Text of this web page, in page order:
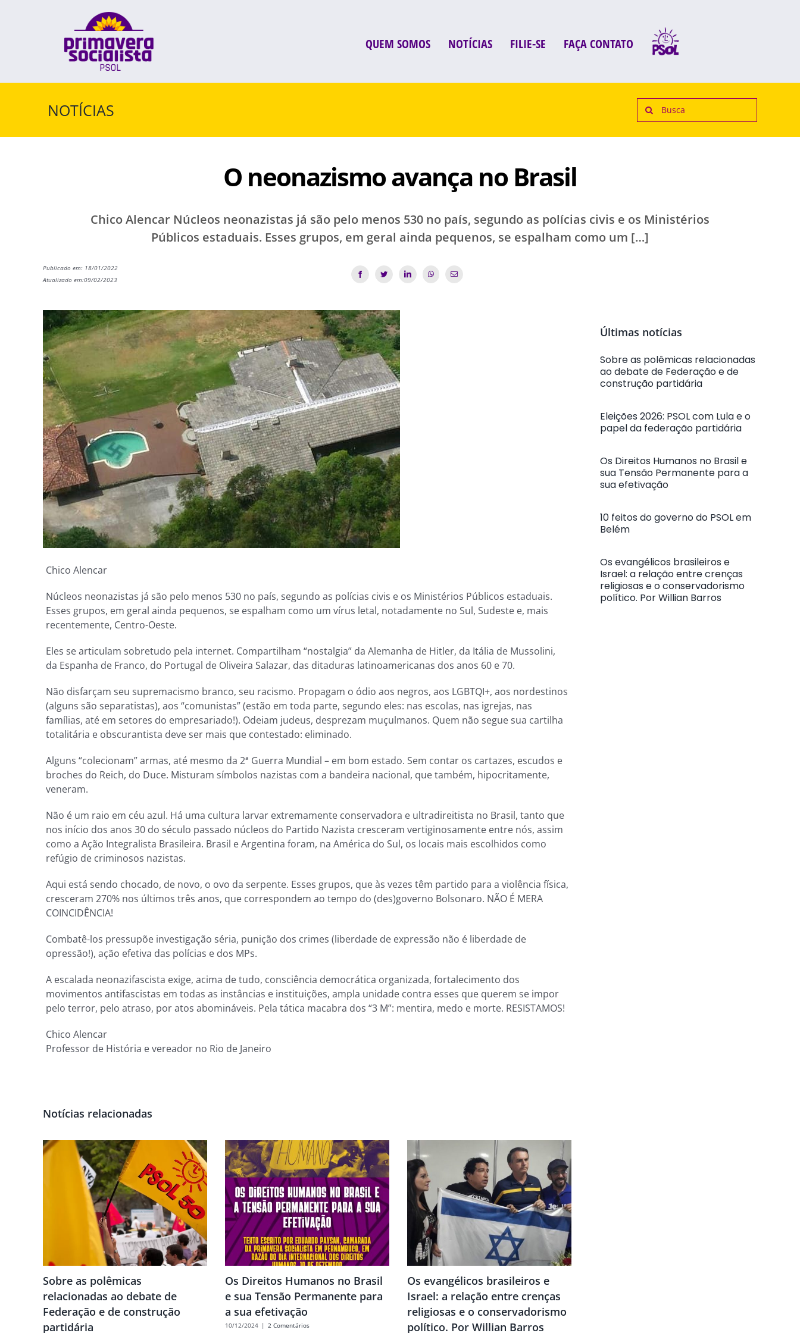
QUEM SOMOS NOTÍCIAS FILIE-SE FAÇA CONTATO
NOTÍCIAS
Search
for:
O neonazismo avança no Brasil
Chico Alencar Núcleos neonazistas já são pelo menos 530 no país, segundo as polícias civis e os Ministérios
Públicos estaduais. Esses grupos, em geral ainda pequenos, se espalham como um […]
Publicado em: 18/01/2022
Atualizado em:09/02/2023
Chico Alencar
Núcleos neonazistas já são pelo menos 530 no país, segundo as polícias civis e os Ministérios Públicos estaduais.
Esses grupos, em geral ainda pequenos, se espalham como um vírus letal, notadamente no Sul, Sudeste e, mais
recentemente, Centro-Oeste.
Eles se articulam sobretudo pela internet. Compartilham “nostalgia” da Alemanha de Hitler, da Itália de Mussolini,
da Espanha de Franco, do Portugal de Oliveira Salazar, das ditaduras latinoamericanas dos anos 60 e 70.
Não disfarçam seu supremacismo branco, seu racismo. Propagam o ódio aos negros, aos LGBTQI+, aos nordestinos
(alguns são separatistas), aos “comunistas” (estão em toda parte, segundo eles: nas escolas, nas igrejas, nas
famílias, até em setores do empresariado!). Odeiam judeus, desprezam muçulmanos. Quem não segue sua cartilha
totalitária e obscurantista deve ser mais que contestado: eliminado.
Alguns “colecionam” armas, até mesmo da 2ª Guerra Mundial – em bom estado. Sem contar os cartazes, escudos e
broches do Reich, do Duce. Misturam símbolos nazistas com a bandeira nacional, que também, hipocritamente,
veneram.
Não é um raio em céu azul. Há uma cultura larvar extremamente conservadora e ultradireitista no Brasil, tanto que
nos início dos anos 30 do século passado núcleos do Partido Nazista cresceram vertiginosamente entre nós, assim
como a Ação Integralista Brasileira. Brasil e Argentina foram, na América do Sul, os locais mais escolhidos como
refúgio de criminosos nazistas.
Aqui está sendo chocado, de novo, o ovo da serpente. Esses grupos, que às vezes têm partido para a violência física,
cresceram 270% nos últimos três anos, que correspondem ao tempo do (des)governo Bolsonaro. NÃO É MERA
COINCIDÊNCIA!
Combatê-los pressupõe investigação séria, punição dos crimes (liberdade de expressão não é liberdade de
opressão!), ação efetiva das polícias e dos MPs.
A escalada neonazifascista exige, acima de tudo, consciência democrática organizada, fortalecimento dos
movimentos antifascistas em todas as instâncias e instituições, ampla unidade contra esses que querem se impor
pelo terror, pelo atraso, por atos abomináveis. Pela tática macabra dos “3 M”: mentira, medo e morte. RESISTAMOS!
Chico Alencar
Professor de História e vereador no Rio de Janeiro
Notícias relacionadas
Sobre as polêmicas
relacionadas ao debate de
Federação e de construção
partidária
Os Direitos Humanos no Brasil
e sua Tensão Permanente para
a sua efetivação
10/12/2024 | 2 Comentários
Os evangélicos brasileiros e
Israel: a relação entre crenças
religiosas e o conservadorismo
político. Por Willian Barros
Últimas notícias
Sobre as polêmicas relacionadas
ao debate de Federação e de
construção partidária
Eleições 2026: PSOL com Lula e o
papel da federação partidária
Os Direitos Humanos no Brasil e
sua Tensão Permanente para a
sua efetivação
10 feitos do governo do PSOL em
Belém
Os evangélicos brasileiros e
Israel: a relação entre crenças
religiosas e o conservadorismo
político. Por Willian Barros